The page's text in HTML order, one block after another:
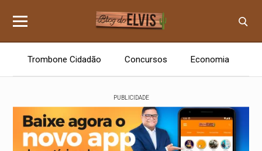
Trombone Cidadão Concursos Economia
PUBLICIDADE